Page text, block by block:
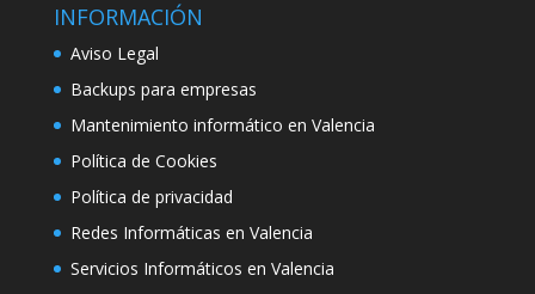
INFORMACIÓN
Aviso Legal
Backups para empresas
Mantenimiento informático en Valencia
Política de Cookies
Política de privacidad
Redes Informáticas en Valencia
Servicios Informáticos en Valencia